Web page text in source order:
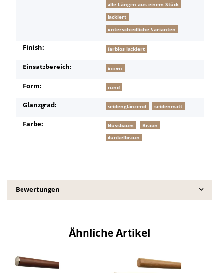
alle Längen aus einem Stück
lackiert
unterschiedliche Varianten
Finish: farblos lackiert
Einsatzbereich: innen
Form: rund
Glanzgrad: seidenglänzend seidenmatt
Farbe: Nussbaum
Braun
dunkelbraun
Bewertungen
Ähnliche Artikel